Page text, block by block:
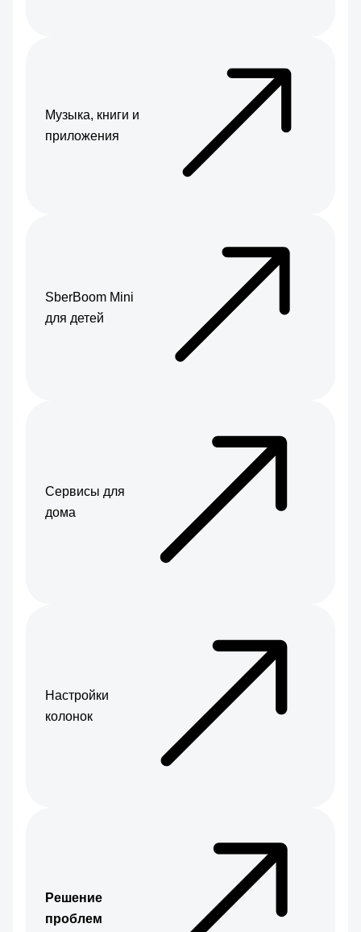
Музыка, книги и
приложения
SberBoom Mini
для детей
Сервисы для
дома
Настройки
колонок
Решение
проблем